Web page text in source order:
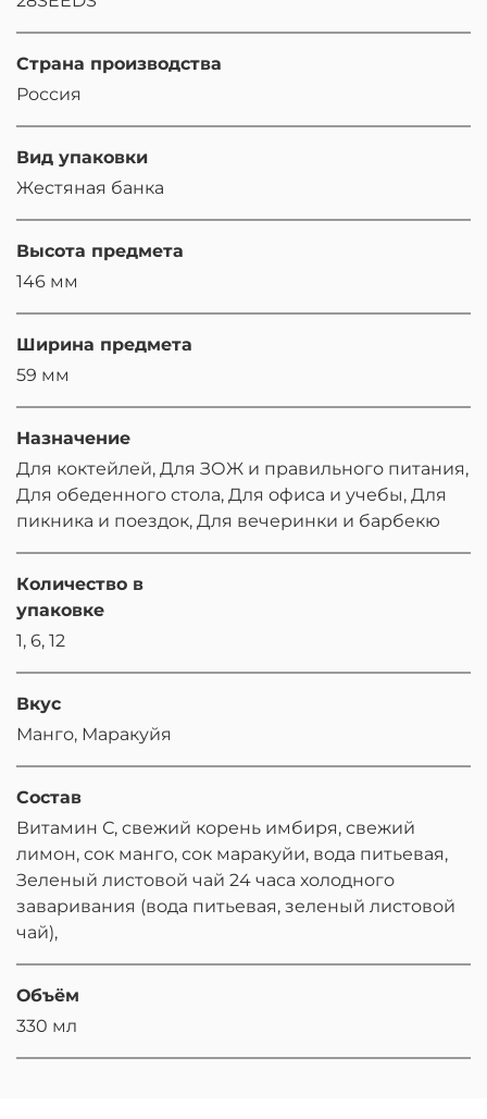
Страна производства
Россия
Вид упаковки
Жестяная банка
Высота предмета
146 мм
Ширина предмета
59 мм
Назначение
Для коктейлей, Для ЗОЖ и правильного питания,
Для обеденного стола, Для офиса и учебы, Для
пикника и поездок, Для вечеринки и барбекю
Количество в
упаковке
1, 6, 12
Вкус
Манго, Маракуйя
Состав
Витамин С, свежий корень имбиря, свежий
лимон, сок манго, сок маракуйи, вода питьевая,
Зеленый листовой чай 24 часа холодного
заваривания (вода питьевая, зеленый листовой
чай),
Объём
330 мл